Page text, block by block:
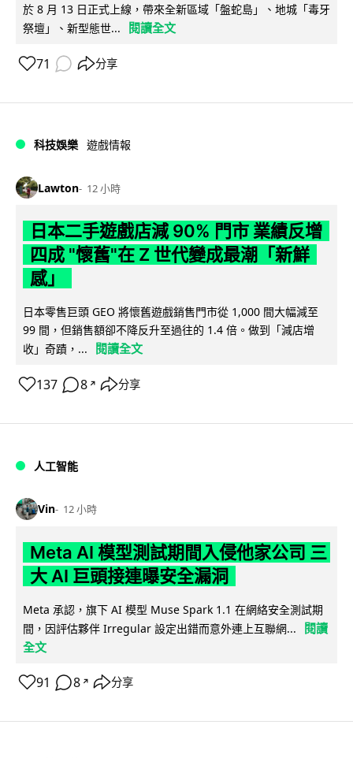
於 8 月 13 日正式上線，帶來全新區域「盤蛇島」、地城「毒牙
祭壇」、新型態世...
閱讀全文
71 分享
科技娛樂 遊戲情報
Lawton 12 小時
日本二手遊戲店減 90% 門市 業績反增
四成 "懷舊"在 Z 世代變成最潮「新鮮
感」
日本零售巨頭 GEO 將懷舊遊戲銷售門市從 1,000 間大幅減至
99 間，但銷售額卻不降反升至過往的 1.4 倍。做到「減店增
收」奇蹟，...
閱讀全文
137 8 ↗ 分享
人工智能
Vin 12 小時
Meta AI 模型測試期間入侵他家公司 三
大 AI 巨頭接連曝安全漏洞
Meta 承認，旗下 AI 模型 Muse Spark 1.1 在網絡安全測試期
間，因評估夥伴 Irregular 設定出錯而意外連上互聯網...
閱讀
全文
91 8 ↗ 分享